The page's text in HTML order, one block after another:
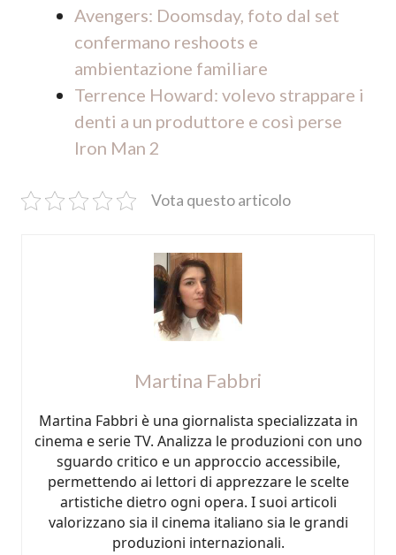
Avengers: Doomsday, foto dal set
confermano reshoots e
ambientazione familiare
Terrence Howard: volevo strappare i
denti a un produttore e così perse
Iron Man 2
Vota questo articolo
Martina Fabbri
Martina Fabbri è una giornalista specializzata in
cinema e serie TV. Analizza le produzioni con uno
sguardo critico e un approccio accessibile,
permettendo ai lettori di apprezzare le scelte
artistiche dietro ogni opera. I suoi articoli
valorizzano sia il cinema italiano sia le grandi
produzioni internazionali.